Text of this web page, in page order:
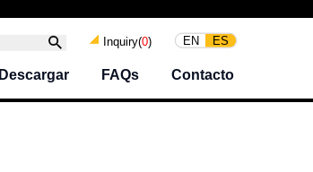
Inquiry(0) EN ES
Descargar FAQs Contacto